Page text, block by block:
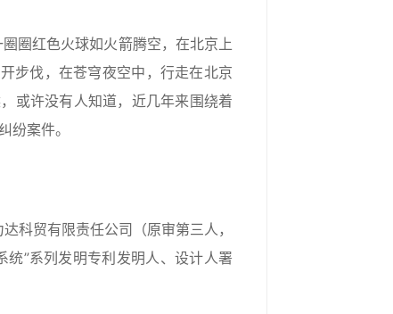
圈红色火球如火箭腾空，在北京上
步伐，在苍穹夜空中，行走在北京
或许没有人知道，近几年来围绕着
纷案件。
贸有限责任公司（原审第三人，
统”系列发明专利发明人、设计人署